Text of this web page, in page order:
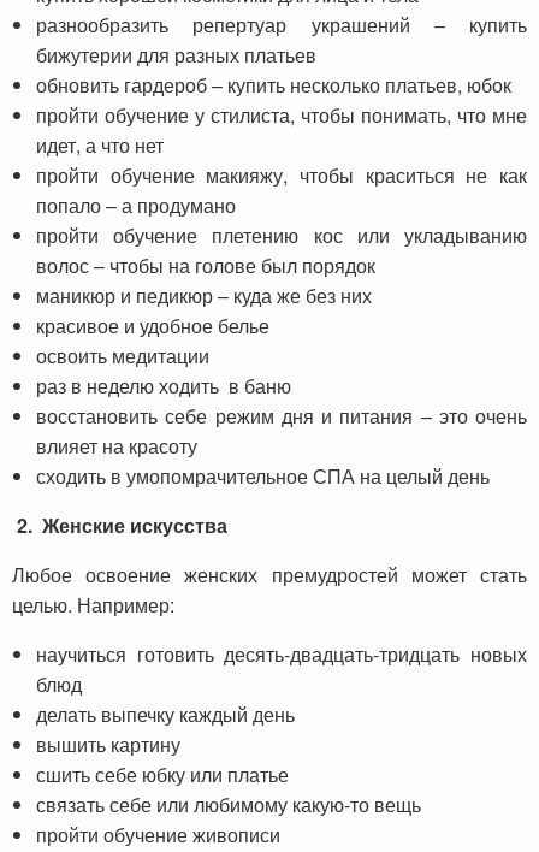
разнообразить репертуар украшений – купить
бижутерии для разных платьев
обновить гардероб – купить несколько платьев, юбок
пройти обучение у стилиста, чтобы понимать, что мне
идет, а что нет
пройти обучение макияжу, чтобы краситься не как
попало – а продумано
пройти обучение плетению кос или укладыванию
волос – чтобы на голове был порядок
маникюр и педикюр – куда же без них
красивое и удобное белье
освоить медитации
раз в неделю ходить в баню
восстановить себе режим дня и питания – это очень
влияет на красоту
сходить в умопомрачительное СПА на целый день
2. Женские искусства
Любое освоение женских премудростей может стать
целью. Например:
научиться готовить десять-двадцать-тридцать новых
блюд
делать выпечку каждый день
вышить картину
сшить себе юбку или платье
связать себе или любимому какую-то вещь
пройти обучение живописи